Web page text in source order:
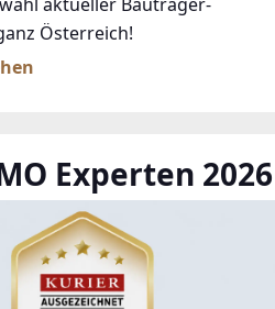
Österreich!
Experten 2026